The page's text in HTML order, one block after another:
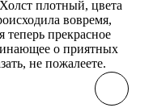
плотный, цвета
вовремя,
теперь прекрасное
о приятных
не пожалеете.